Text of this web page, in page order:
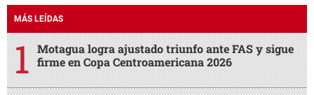
MÁS LEÍDAS
Motagua logra ajustado triunfo ante FAS y sigue
firme en Copa Centroamericana 2026